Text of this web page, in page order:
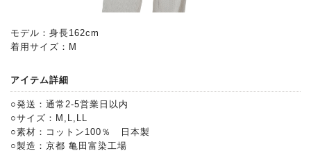
モデル：身長162cm
着用サイズ：M
アイテム詳細
○発送：通常2-5営業日以内
○サイズ：M,L,LL
○素材：コットン100％ 日本製
○製造：京都 亀田富染工場